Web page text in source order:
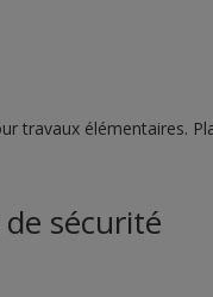
travaux élémentaires.
sécurité